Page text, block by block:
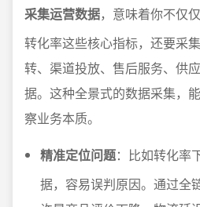
采集运营数据，意味着你不仅
转化率这些核心指标，还要采
转、渠道投放、售后服务、供
据。这种全景式的数据采集，
察业务本质。
精准定位问题：比如转化率
据，容易误判原因。通过全